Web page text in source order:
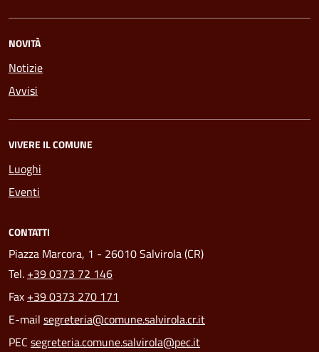
NOVITÀ
Notizie
Avvisi
VIVERE IL COMUNE
Luoghi
Eventi
CONTATTI
Piazza Marcora, 1 - 26010 Salvirola (CR)
Tel. +39 0373 72 146
Fax +39 0373 270 171
E-mail segreteria@comune.salvirola.cr.it
PEC segreteria.comune.salvirola@pec.it